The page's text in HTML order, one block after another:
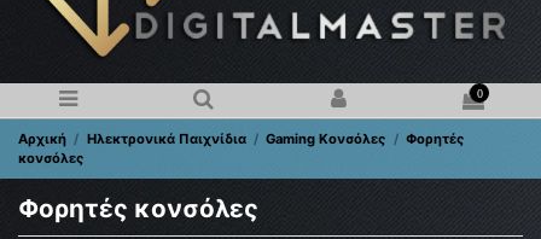
0
Αρχική Ηλεκτρονικά Παιχνίδια Gaming Κονσόλες
Φορητές
κονσόλες
Φορητές κονσόλες